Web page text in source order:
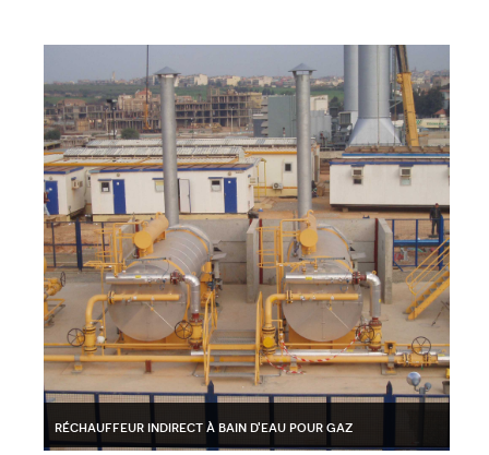
poste de détente
réchauffeur indirect à bain d'eau pour gaz
poste de détente